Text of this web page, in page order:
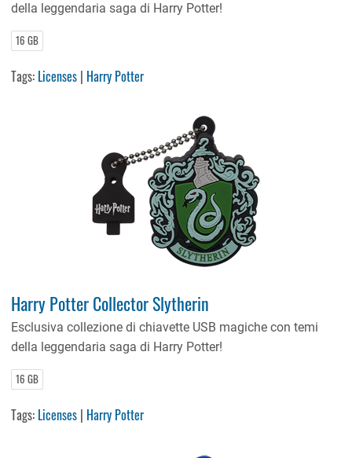
della leggendaria saga di Harry Potter!
16 GB
Tags: Licenses | Harry Potter
Harry Potter Collector Slytherin
Esclusiva collezione di chiavette USB magiche con temi
della leggendaria saga di Harry Potter!
16 GB
Tags: Licenses | Harry Potter